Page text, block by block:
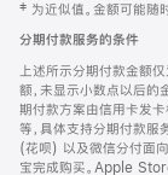
页
页
脚
注
‡ 为近似值。金额可能随
分期付款服务的条件
上述所示分期付款金额
额，未显示小数点以后的
期付款方案由信用卡发
等，具体支持分期付款
(花呗) 以及微信分付面
宝完成购买。Apple